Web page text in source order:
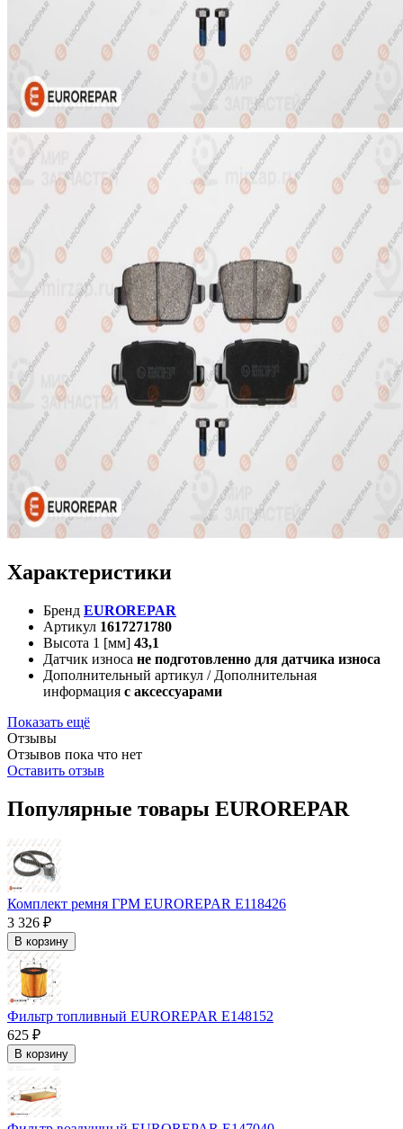
Характеристики
Бренд EUROREPAR
Артикул 1617271780
Высота 1 [мм] 43,1
Датчик износа не подготовленно для датчика износа
Дополнительный артикул / Дополнительная
информация с аксессуарами
Показать ещё
Отзывы
Отзывов пока что нет
Оставить отзыв
Популярные товары EUROREPAR
Комплект ремня ГРМ EUROREPAR E118426
3 326 ₽
В корзину
Фильтр топливный EUROREPAR E148152
625 ₽
В корзину